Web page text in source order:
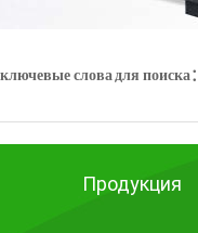
ключевые слова для поиска：
Продукция